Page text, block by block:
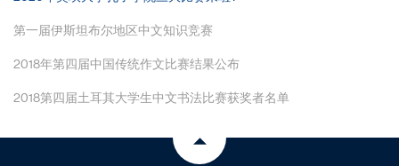
第一届伊斯坦布尔地区中文知识竞赛
2018年第四届中国传统作文比赛结果公布
2018第四届土耳其大学生中文书法比赛获奖者名单